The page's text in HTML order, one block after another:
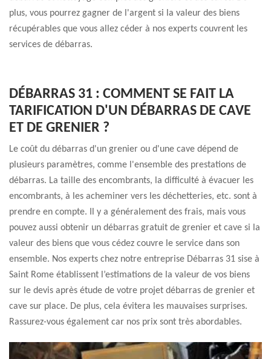
plus, vous pourrez gagner de l'argent si la valeur des biens
récupérables que vous allez céder à nos experts couvrent les
services de débarras.
DÉBARRAS 31 : COMMENT SE FAIT LA
TARIFICATION D'UN DÉBARRAS DE CAVE
ET DE GRENIER ?
Le coût du débarras d'un grenier ou d'une cave dépend de
plusieurs paramètres, comme l'ensemble des prestations de
débarras. La taille des encombrants, la difficulté à évacuer les
encombrants, à les acheminer vers les déchetteries, etc. sont à
prendre en compte. Il y a généralement des frais, mais vous
pouvez aussi obtenir un débarras gratuit de grenier et cave si la
valeur des biens que vous cédez couvre le service dans son
ensemble. Nos experts chez notre entreprise Débarras 31 sise à
Saint Rome établissent l’estimations de la valeur de vos biens
sur le devis après étude de votre projet débarras de grenier et
cave sur place. De plus, cela évitera les mauvaises surprises.
Rassurez-vous également car nos prix sont très abordables.